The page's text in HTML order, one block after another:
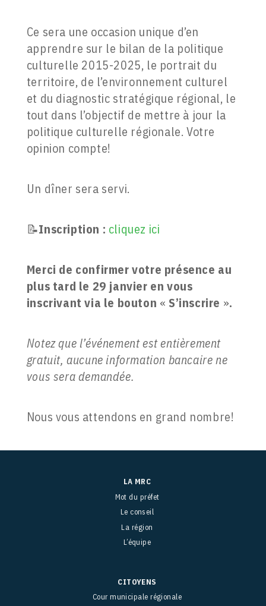
Ce sera une occasion unique d’en
apprendre sur le bilan de la politique
culturelle 2015-2025, le portrait du
territoire, de l’environnement culturel
et du diagnostic stratégique régional, le
tout dans l’objectif de mettre à jour la
politique culturelle régionale. Votre
opinion compte!
Un dîner sera servi.
📝Inscription : cliquez ici
Merci de confirmer votre présence au
plus tard le 29 janvier en vous
inscrivant via le bouton « S’inscrire ».
Notez que l’événement est entièrement
gratuit, aucune information bancaire ne
vous sera demandée.
Nous vous attendons en grand nombre!
LA MRC
Mot du préfet
Le conseil
La région
L’équipe
CITOYENS
Cour municipale régionale